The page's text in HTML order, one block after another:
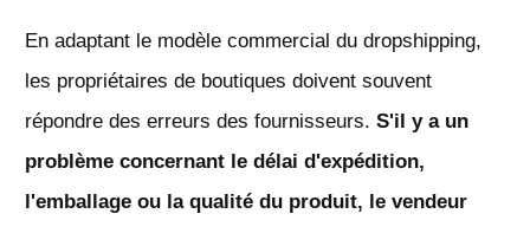
En adaptant le modèle commercial du dropshipping,
les propriétaires de boutiques doivent souvent
répondre des erreurs des fournisseurs. S'il y a un
problème concernant le délai d'expédition,
l'emballage ou la qualité du produit, le vendeur